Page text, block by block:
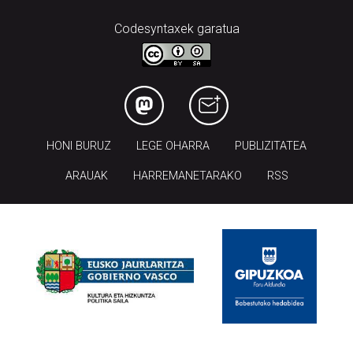
Codesyntaxek garatua
HONI BURUZ LEGE OHARRA PUBLIZITATEA
ARAUAK HARREMANETARAKO RSS